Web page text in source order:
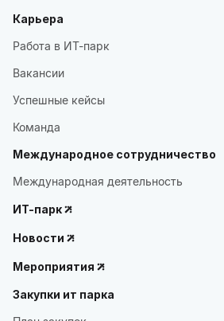
Карьера
Работа в ИТ-парк
Вакансии
Успешные кейсы
Команда
Международное сотрудничество
Международная деятельность
ИТ-парк
Новости
Мероприятия
Закупки ит парка